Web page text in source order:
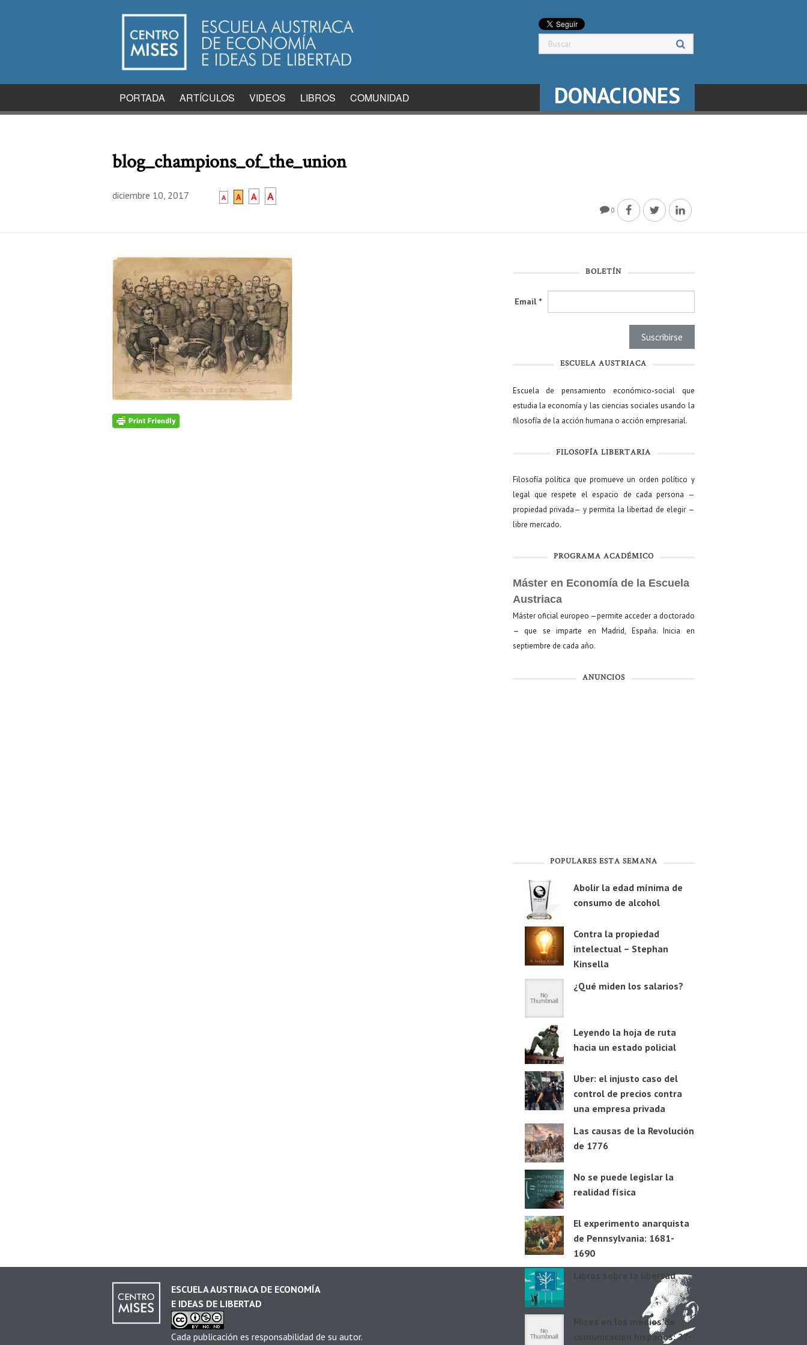
PORTADA ARTÍCULOS VIDEOS LIBROS COMUNIDAD DONACIONES
blog_champions_of_the_union
diciembre 10, 2017 A A A A
0
BOLETÍN
Email *
ESCUELA AUSTRIACA
Escuela de pensamiento económico-social que
estudia la economía y las ciencias sociales usando la
filosofía de la acción humana o acción empresarial.
FILOSOFÍA LIBERTARIA
Filosofía política que promueve un orden político y
legal que respete el espacio de cada persona —
propiedad privada— y permita la libertad de elegir —
libre mercado.
PROGRAMA ACADÉMICO
Máster en Economía de la Escuela
Austriaca
Máster oficial europeo —permite acceder a doctorado
— que se imparte en Madrid, España. Inicia en
septiembre de cada año.
ANUNCIOS
POPULARES ESTA SEMANA
Abolir la edad mínima de
consumo de alcohol
Contra la propiedad
intelectual – Stephan
Kinsella
¿Qué miden los salarios?
Leyendo la hoja de ruta
hacia un estado policial
Uber: el injusto caso del
control de precios contra
una empresa privada
Las causas de la Revolución
de 1776
No se puede legislar la
realidad física
El experimento anarquista
de Pennsylvania: 1681-
1690
Libros sobre la libertad
Mises en los medios de
comunicación hispanos: 27-
ESCUELA AUSTRIACA DE ECONOMÍA
E IDEAS DE LIBERTAD
Cada publicación es responsabilidad de su autor.